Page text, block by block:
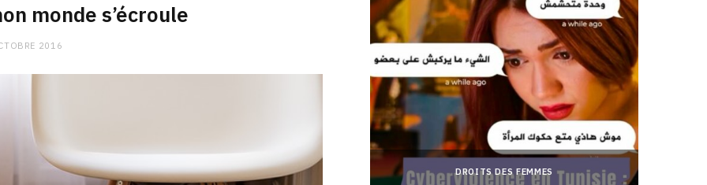
monde s’écroule
2016
DROITS DES FEMMES